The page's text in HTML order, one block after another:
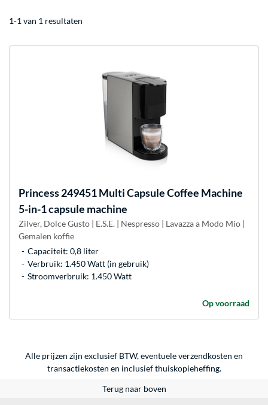
1-1 van 1 resultaten
Princess249451 Multi Capsule Coffee Machine
5-in-1 capsule machine
Zilver, Dolce Gusto | E.S.E. | Nespresso | Lavazza a Modo Mio |
Gemalen koffie
Capaciteit: 0,8 liter
Verbruik: 1.450 Watt (in gebruik)
Stroomverbruik: 1.450 Watt
Op voorraad
Alle prijzen zijn exclusief BTW, eventuele verzendkosten en
transactiekosten en inclusief thuiskopieheffing.
Terug naar boven